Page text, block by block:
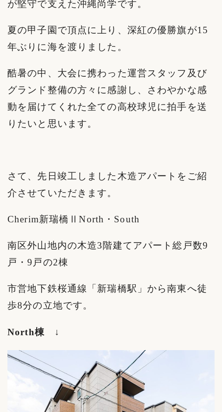
が堅守で支えた沖縄尚学です。
夏の甲子園で頂点に上り、深紅の優勝旗が15
年ぶりに海を渡りました。
酷暑の中、大会に携わった運営スタッフ及び
グランド整備の方々に感謝し、さわやかな感
動を届けてくれた全ての高校球児に拍手を送
りたいと思います。
さて、先日竣工しました木造アパートをご紹
介させていただきます。
Cherim新瑞橋ⅡNorth・South
南区外山地内の木造3階建てアパート総戸数9
戸・9戸の2棟
市営地下鉄桜通線「新瑞橋駅」から南東へ徒
歩8分の立地です。
North棟 ↓